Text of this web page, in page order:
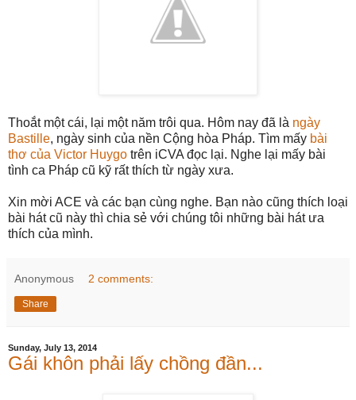
Thoắt một cái, lại một năm trôi qua. Hôm nay đã là ngày
Bastille, ngày sinh của nền Cộng hòa Pháp. Tìm mấy bài
thơ của Victor Huygo trên iCVA đọc lại. Nghe lại mấy bài
tình ca Pháp cũ kỹ rất thích từ ngày xưa.
Xin mời ACE và các bạn cùng nghe. Bạn nào cũng thích loại
bài hát cũ này thì chia sẻ với chúng tôi những bài hát ưa
thích của mình.
Anonymous 2 comments:
Share
Sunday, July 13, 2014
Gái khôn phải lấy chồng đần...